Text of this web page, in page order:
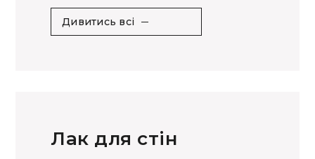
Дивитись всі
Лак для стін